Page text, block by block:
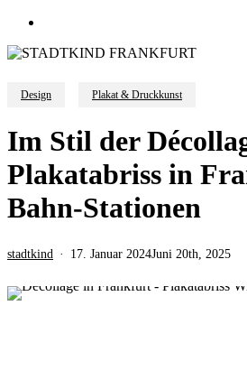
Design Plakat & Druckkunst
Im Stil der
Plakatabriss in
Bahn-Stationen
stadtkind 17. Januar 2024Juni 20th, 2025